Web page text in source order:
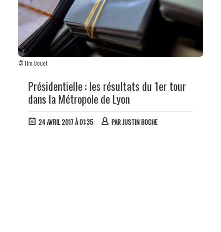
©Tim Douet
Présidentielle : les résultats du 1er tour
dans la Métropole de Lyon
24 AVRIL 2017 À 01:35 PARJUSTIN BOCHE